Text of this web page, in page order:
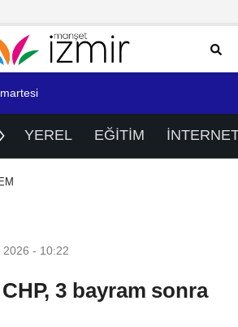
YEREL EĞİTİM
2026 - 10:22
3 bayram sonra